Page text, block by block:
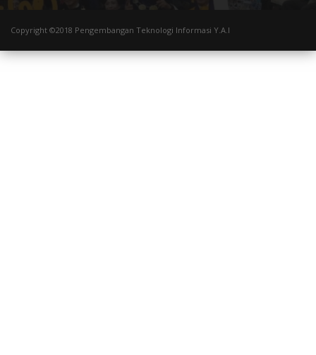
Copyright ©2018 Pengembangan Teknologi Informasi Y.A.I